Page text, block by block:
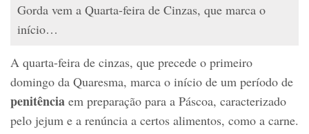
Gorda vem a Quarta-feira de Cinzas, que marca o
início…
A quarta-feira de cinzas, que precede o primeiro
domingo da Quaresma, marca o início de um período de
penitência em preparação para a Páscoa, caracterizado
pelo jejum e a renúncia a certos alimentos, como a carne.